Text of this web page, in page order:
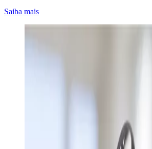
Saiba mais